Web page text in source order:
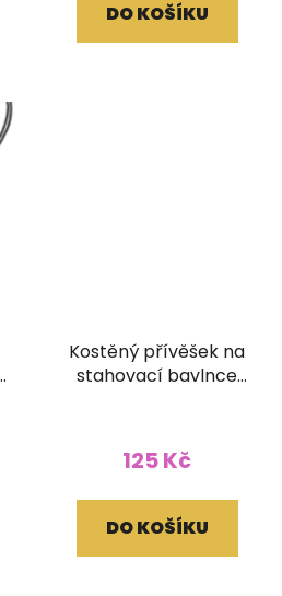
DO KOŠÍKU
Kostěný přívěšek na
stahovací bavlnce
125 Kč
DO KOŠÍKU